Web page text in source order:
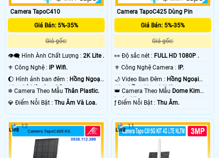
Camera TapoC410
Giá Bán: 5%-35%
Giá gốc:
👁️‍🗨 Hình Ành Chất Lượng : 2K Lite .
⚜️ Công Nghệ :
IP Wifi.
🌔 Hình ảnh ban đêm : Hồng Ngoại
10m Có Màu Ban Ðêm.
❄ Camera Theo Mẫu Thân Plastic.
️💎 Điểm Nỗi Bật : Thu Âm Và Loa.
Camera TapoC425 Dùng Pin
Giá Bán: 5%-35%
Giá gốc:
️👀 Độ sắc nét : FULL HD 1080P .
⚜️ Công Nghệ Camera :
IP.
🌙 Video Ban Đêm : Hồng Ngoại
10m Hồng Ngoại SMD.
👑 Camera Theo Mẫu Dome Kim
loại + Nhựa.
️ƒ Điểm Nỗi Bật :Thu Âm.
12 11